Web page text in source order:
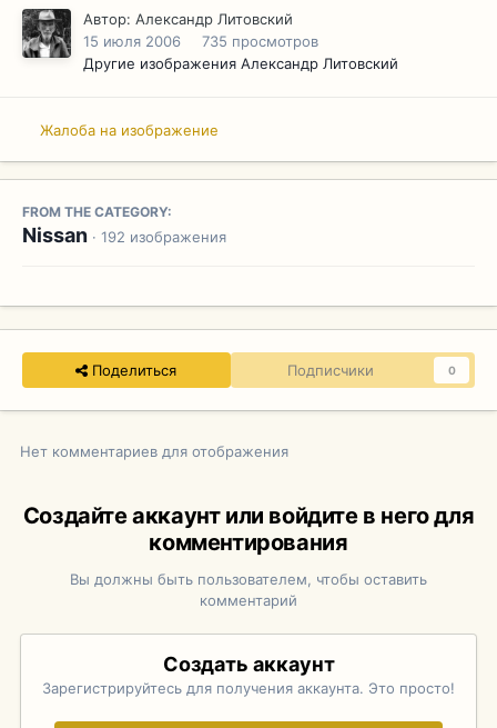
Автор: Александр Литовский
15 июля 2006
735 просмотров
Другие изображения Александр Литовский
Жалоба на изображение
FROM THE CATEGORY:
Nissan · 192 изображения
Поделиться Подписчики 0
Нет комментариев для отображения
Создайте аккаунт или войдите в него для
комментирования
Вы должны быть пользователем, чтобы оставить
комментарий
Создать аккаунт
Зарегистрируйтесь для получения аккаунта. Это просто!